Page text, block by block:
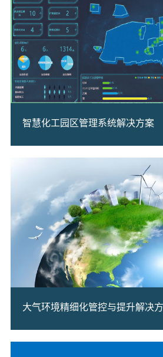
智慧化工园区管理系统解决方案
大气环境精细化管控与提升解决